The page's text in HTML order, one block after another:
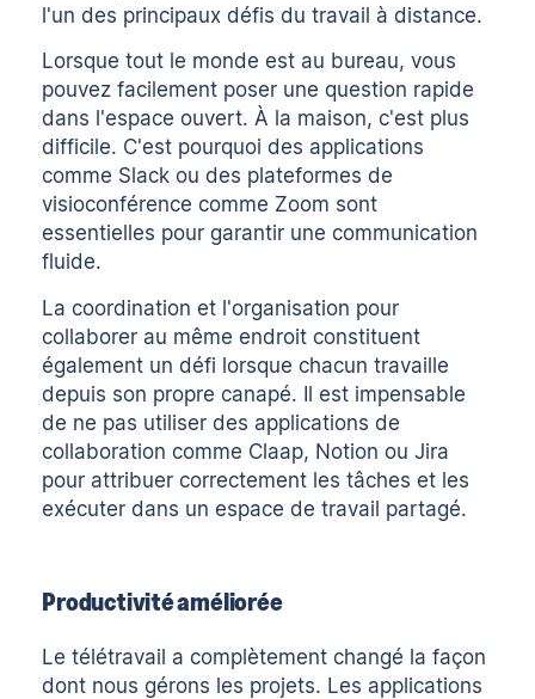
l'un des principaux défis du travail à distance.
Lorsque tout le monde est au bureau, vous
pouvez facilement poser une question rapide
dans l'espace ouvert. À la maison, c'est plus
difficile. C'est pourquoi des applications
comme Slack ou des plateformes de
visioconférence comme Zoom sont
essentielles pour garantir une communication
fluide.
La coordination et l'organisation pour
collaborer au même endroit constituent
également un défi lorsque chacun travaille
depuis son propre canapé. Il est impensable
de ne pas utiliser des applications de
collaboration comme Claap, Notion ou Jira
pour attribuer correctement les tâches et les
exécuter dans un espace de travail partagé.
Productivité améliorée
Le télétravail a complètement changé la façon
dont nous gérons les projets. Les applications